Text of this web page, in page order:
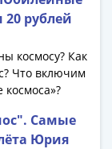
рублей
космосу? Как
Что включим
Самые
Юрия